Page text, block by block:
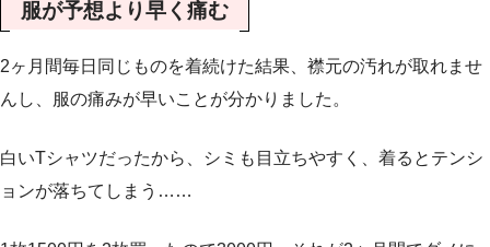
服が予想より早く痛む
2ヶ月間毎日同じものを着続けた結果、襟元の汚れが取れませ
んし、服の痛みが早いことが分かりました。
白いTシャツだったから、シミも目立ちやすく、着るとテンシ
ョンが落ちてしまう……